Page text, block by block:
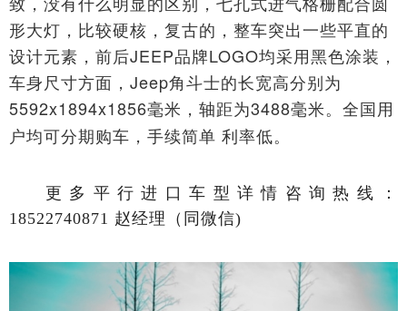
形大灯，比较硬核，复古的，整车突出一些平直的
设计元素，前后JEEP品牌LOGO均采用黑色涂装，
车身尺寸方面，Jeep角斗士的长宽高分别为
5592x1894x1856毫米，轴距为3488毫米。 全 国用
户均可分期购车，手续简单 利率低。
更多平行进口车型详情咨询热线：
18522740871 赵经理（同微信)